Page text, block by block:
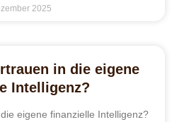
2025
in die eigene
Intelligenz?
eigene finanzielle Intelligenz?